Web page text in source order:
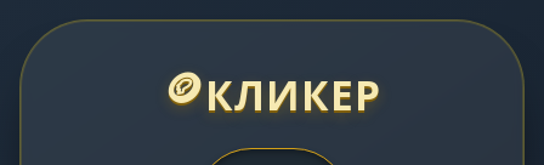
🪙КЛИКЕР